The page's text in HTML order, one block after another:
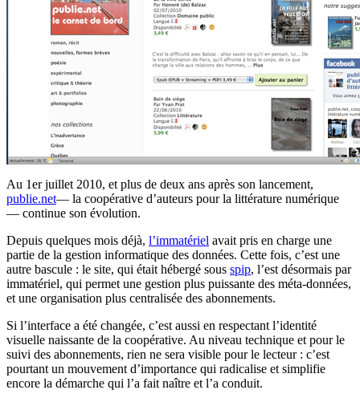
Au 1er juillet 2010, et plus de deux ans après son lancement,
publie.net— la coopérative d’auteurs pour la littérature numérique
— continue son évolution.
Depuis quelques mois déjà, l’immatériel avait pris en charge une
partie de la gestion informatique des données. Cette fois, c’est une
autre bascule : le site, qui était hébergé sous spip, l’est désormais par
immatériel, qui permet une gestion plus puissante des méta-données,
et une organisation plus centralisée des abonnements.
Si l’interface a été changée, c’est aussi en respectant l’identité
visuelle naissante de la coopérative. Au niveau technique et pour le
suivi des abonnements, rien ne sera visible pour le lecteur : c’est
pourtant un mouvement d’importance qui radicalise et simplifie
encore la démarche qui l’a fait naître et l’a conduit.